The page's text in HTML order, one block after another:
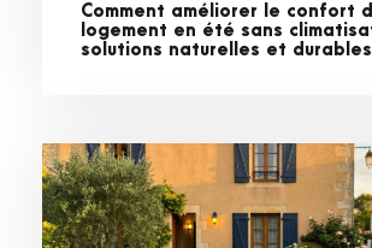
Comment améliorer le confort
logement en été sans
solutions naturelles et durables